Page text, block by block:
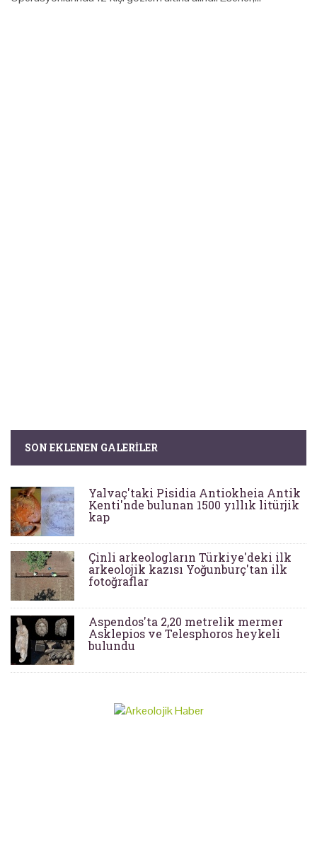
SON EKLENEN GALERILER
Yalvaç'taki Pisidia Antiokheia Antik
Kenti'nde bulunan 1500 yıllık litürjik
kap
Çinli arkeologların Türkiye'deki ilk
arkeolojik kazısı Yoğunburç'tan ilk
fotoğraflar
Aspendos'ta 2,20 metrelik mermer
Asklepios ve Telesphoros heykeli
bulundu